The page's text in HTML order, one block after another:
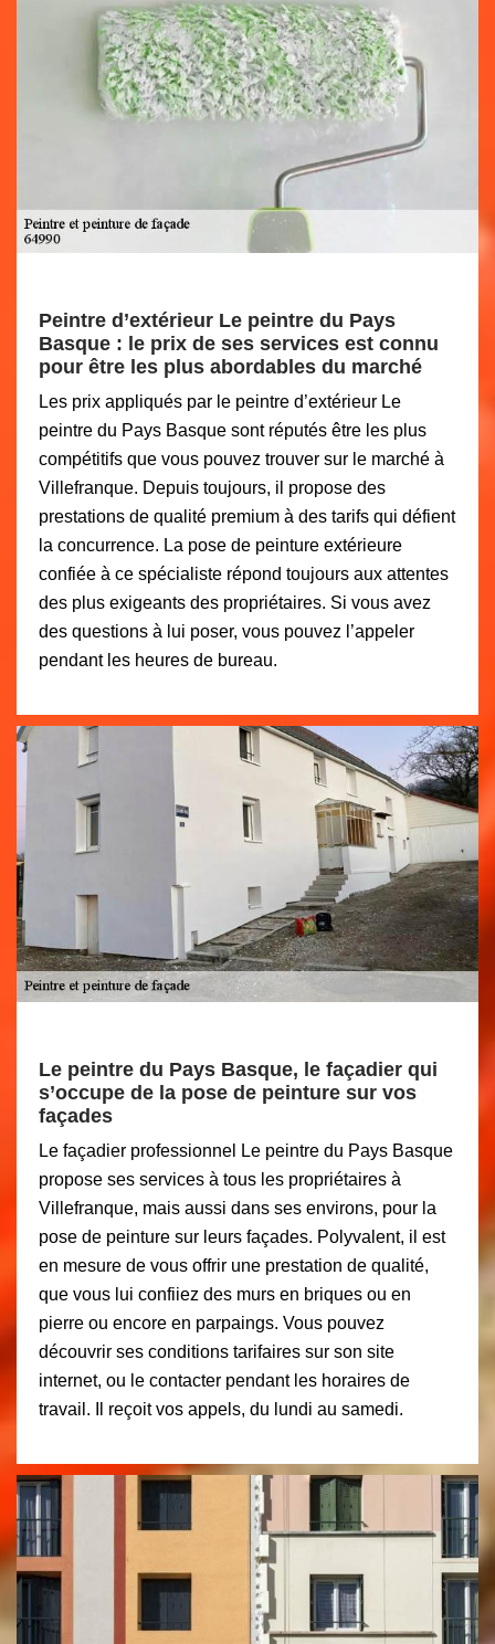
Peintre d’extérieur Le peintre du Pays
Basque : le prix de ses services est connu
pour être les plus abordables du marché
Les prix appliqués par le peintre d’extérieur Le
peintre du Pays Basque sont réputés être les plus
compétitifs que vous pouvez trouver sur le marché à
Villefranque. Depuis toujours, il propose des
prestations de qualité premium à des tarifs qui défient
la concurrence. La pose de peinture extérieure
confiée à ce spécialiste répond toujours aux attentes
des plus exigeants des propriétaires. Si vous avez
des questions à lui poser, vous pouvez l’appeler
pendant les heures de bureau.
Le peintre du Pays Basque, le façadier qui
s’occupe de la pose de peinture sur vos
façades
Le façadier professionnel Le peintre du Pays Basque
propose ses services à tous les propriétaires à
Villefranque, mais aussi dans ses environs, pour la
pose de peinture sur leurs façades. Polyvalent, il est
en mesure de vous offrir une prestation de qualité,
que vous lui confiiez des murs en briques ou en
pierre ou encore en parpaings. Vous pouvez
découvrir ses conditions tarifaires sur son site
internet, ou le contacter pendant les horaires de
travail. Il reçoit vos appels, du lundi au samedi.